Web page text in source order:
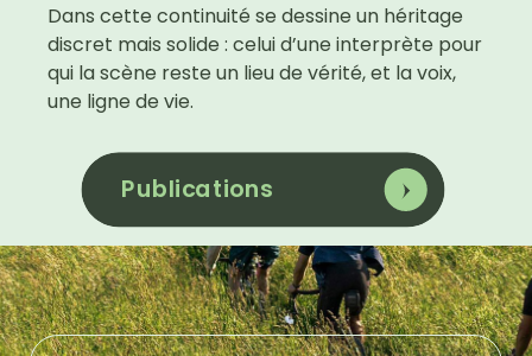
Dans cette continuité se dessine un héritage
discret mais solide : celui d’une interprète pour
qui la scène reste un lieu de vérité, et la voix,
une ligne de vie.
Publications